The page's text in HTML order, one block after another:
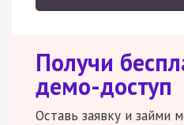
Получи
демо-доступ
Оставь заявку и займи